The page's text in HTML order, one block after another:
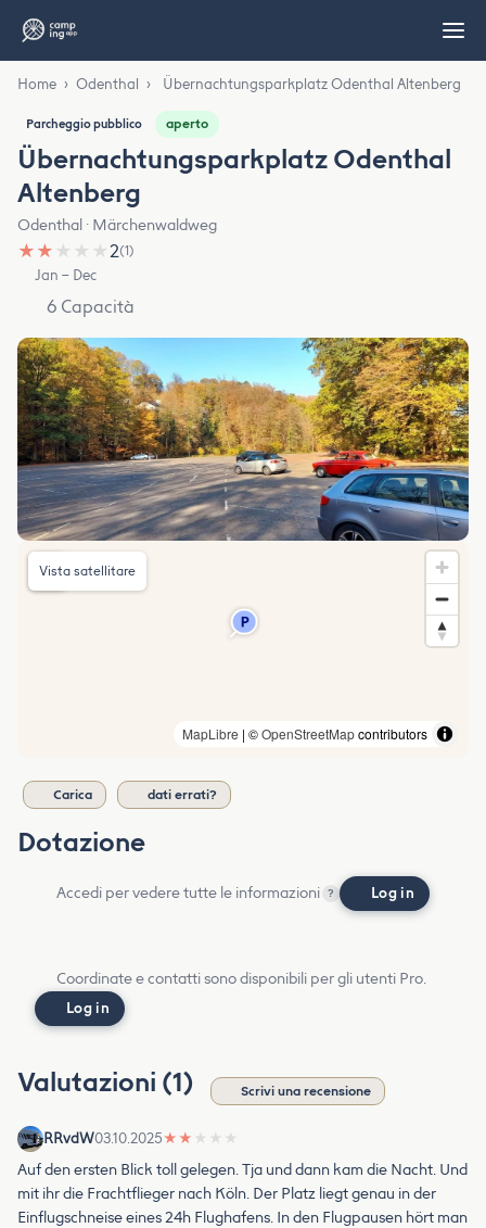
Home › Odenthal › Übernachtungsparkplatz Odenthal Altenberg
Parcheggio pubblico aperto
Übernachtungsparkplatz Odenthal
Altenberg
Odenthal · Märchenwaldweg
★ ★ ★ ★ ★2(1)
Jan – Dec
6 Capacità
MapLibre | ©OpenStreetMapcontributors
Vista satellitare
Carica dati errati?
Dotazione
Accedi per vedere tutte le informazioni ? Log in
Coordinate e contatti sono disponibili per gli utenti Pro.
Log in
Valutazioni (1) Scrivi una recensione
RRvdW03.10.2025★ ★ ★ ★ ★
Auf den ersten Blick toll gelegen. Tja und dann kam die Nacht. Und
mit ihr die Frachtflieger nach Köln. Der Platz liegt genau in der
Einflugschneise eines 24h Flughafens. In den Flugpausen hört man